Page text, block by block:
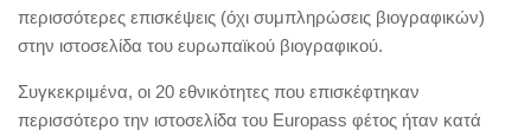
περισσότερες επισκέψεις (όχι συμπληρώσεις βιογραφικών)
στην ιστοσελίδα του ευρωπαϊκού βιογραφικού.
Συγκεκριμένα, οι 20 εθνικότητες που επισκέφτηκαν
περισσότερο την ιστοσελίδα του Europass φέτος ήταν κατά